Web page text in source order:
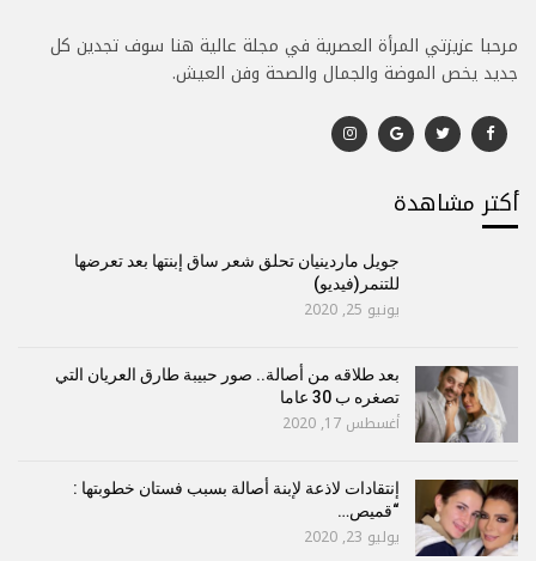
مرحبا عزيزتي المرأة العصرية في مجلة عالية هنا سوف تجدين كل
جديد يخص الموضة والجمال والصحة وفن العيش.
أكتر مشاهدة
جويل ماردينيان تحلق شعر ساق إبنتها بعد تعرضها
للتنمر(فيديو)
يونيو 25, 2020
بعد طلاقه من أصالة.. صور حبيبة طارق العريان التي
تصغره ب 30 عاما
أغسطس 17, 2020
إنتقادات لاذعة لإبنة أصالة بسبب فستان خطوبتها :
“قميص…
يوليو 23, 2020